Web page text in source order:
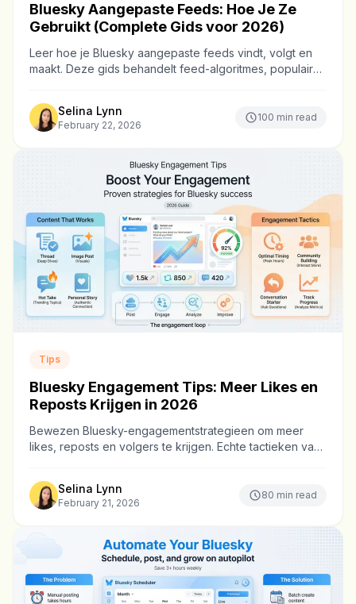
Bluesky Aangepaste Feeds: Hoe Je Ze
Gebruikt (Complete Gids voor 2026)
Leer hoe je Bluesky aangepaste feeds vindt, volgt en
maakt. Deze gids behandelt feed-algoritmes, populaire
stellen.
Selina Lynn
February 22, 2026
100 min read
Tips
Bluesky Engagement Tips: Meer Likes en
Reposts Krijgen in 2026
Bewezen Bluesky-engagementstrategieen om meer
likes, reposts en volgers te krijgen. Echte tactieken van
Selina Lynn
February 21, 2026
80 min read